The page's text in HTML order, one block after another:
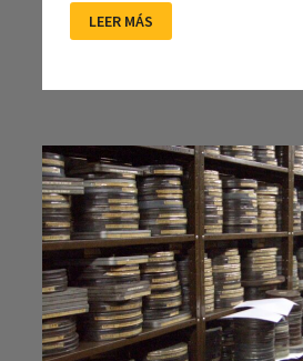
NOSTALGIA
VISUAL:
“LOS
EL
LEER MÁS